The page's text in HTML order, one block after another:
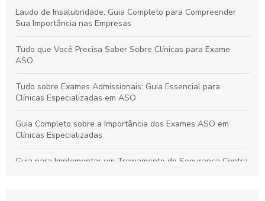
Laudo de Insalubridade: Guia Completo para Compreender
Sua Importância nas Empresas
Tudo que Você Precisa Saber Sobre Clínicas para Exame
ASO
Tudo sobre Exames Admissionais: Guia Essencial para
Clínicas Especializadas em ASO
Guia Completo sobre a Importância dos Exames ASO em
Clínicas Especializadas
Guia para Implementar um Treinamento de Segurança Contra